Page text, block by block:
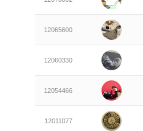
12065600
12060330
12054466
12011077